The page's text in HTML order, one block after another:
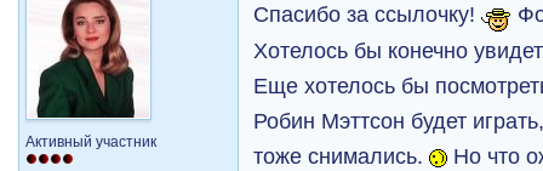
Активный участник
Спасибо за ссылочку!
Хотелось бы конечно
Еще хотелось бы
Робин Мэттсон будет
тоже снимались.
Но что